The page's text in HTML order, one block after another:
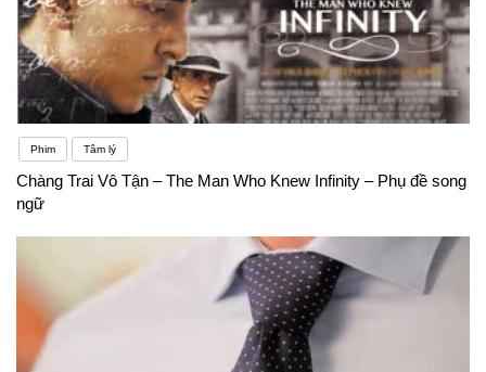
Phim Tâm lý
Chàng Trai Vô Tận – The Man Who Knew Infinity – Phụ đề song
ngữ